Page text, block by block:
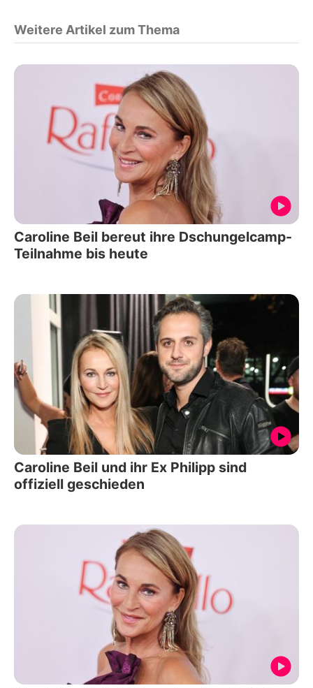
Weitere Artikel zum Thema
Caroline Beil bereut ihre Dschungelcamp-
Teilnahme bis heute
Caroline Beil und ihr Ex Philipp sind
offiziell geschieden